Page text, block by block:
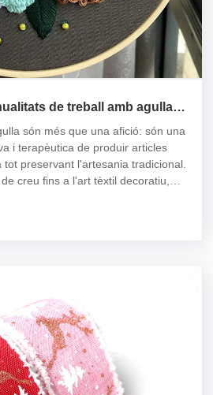
de treball amb agulla
són més que una afició: són una
i terapèutica de produir articles
preservant l'artesania tradicional.
creu fins a l'art tèxtil decoratiu,